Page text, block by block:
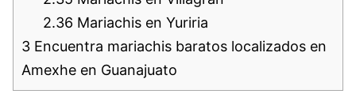
2.36 Mariachis en Yuriria
3 Encuentra mariachis baratos localizados en
Amexhe en Guanajuato